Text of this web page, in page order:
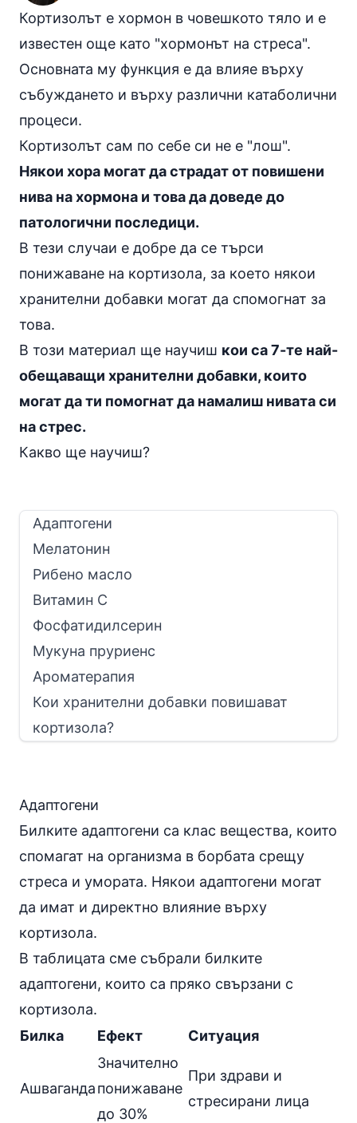
Кортизолът е хормон в човешкото тяло и е
известен още като "хормонът на стреса".
Основната му функция е да влияе върху
събуждането и върху различни катаболични
процеси.
Кортизолът сам по себе си не е "лош".
Някои хора могат да страдат от повишени
нива на хормона и това да доведе до
патологични последици.
В тези случаи е добре да се търси
понижаване на кортизола, за което някои
хранителни добавки могат да спомогнат за
това.
В този материал ще научиш кои са 7-те най-
обещаващи хранителни добавки, които
могат да ти помогнат да намалиш нивата си
на стрес.
Какво ще научиш?
Адаптогени
Мелатонин
Рибено масло
Витамин C
Фосфатидилсерин
Мукуна пруриенс
Ароматерапия
Кои хранителни добавки повишават
кортизола?
Адаптогени
Билките адаптогени са клас вещества, които
спомагат на организма в борбата срещу
стреса и умората. Някои адаптогени могат
да имат и директно влияние върху
кортизола.
В таблицата сме събрали билките
адаптогени, които са пряко свързани с
кортизола.
Билка
Ефект Ситуация
Ашваганда
Значително
понижаване
до 30%
При здрави и
стресирани лица